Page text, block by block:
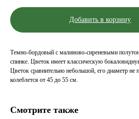
Добавить в корзину
Темно-бордовый с малиново-сиреневыми
спинке. Цветок имеет классическую
Цветок сравнительно небольшой, его диаметр
колеблется от 45 до 55 см.
Смотрите также